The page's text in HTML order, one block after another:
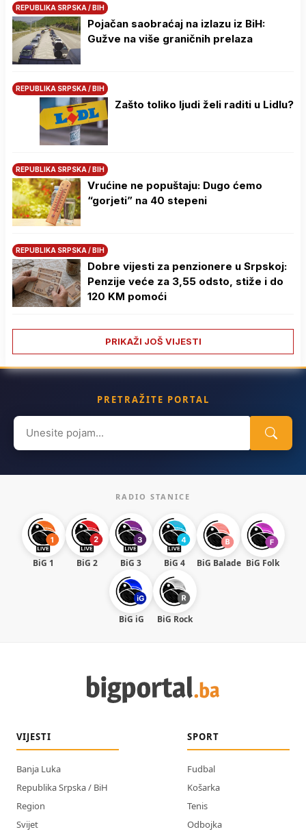
REPUBLIKA SRPSKA / BIH
Pojačan saobraćaj na izlazu iz BiH:
Gužve na više graničnih prelaza
REPUBLIKA SRPSKA / BIH
Zašto toliko ljudi želi raditi u Lidlu?
REPUBLIKA SRPSKA / BIH
Vrućine ne popuštaju: Dugo ćemo
“gorjeti” na 40 stepeni
REPUBLIKA SRPSKA / BIH
Dobre vijesti za penzionere u Srpskoj:
Penzije veće za 3,55 odsto, stiže i do
120 KM pomoći
PRIKAŽI JOŠ VIJESTI
PRETRAŽITE PORTAL
Search
for:
RADIO STANICE
BiG 1 BiG 2 BiG 3 BiG 4 BiG Balade BiG Folk
BiG iG BiG Rock
VIJESTI
Banja Luka
Republika Srpska / BiH
Region
Svijet
SPORT
Fudbal
Košarka
Tenis
Odbojka